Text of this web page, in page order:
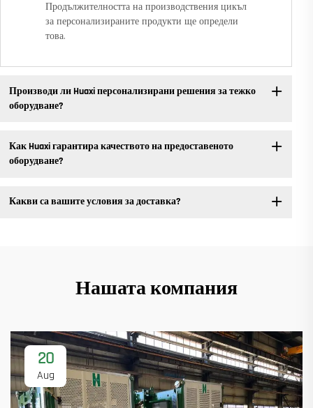
Продължителността на производствения цикъл
за персонализираните продукти ще определи
това.
Производи ли Huaxi персонализирани решения за тежко
оборудване?
Как Huaxi гарантира качеството на предоставеното
оборудване?
Какви са вашите условия за доставка?
Нашата компания
20
Aug